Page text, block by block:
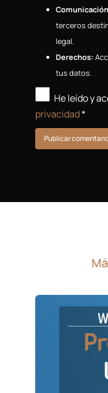
terceros
legal.
Derechos:
tus datos.
He leído y
privacidad*
Publicar